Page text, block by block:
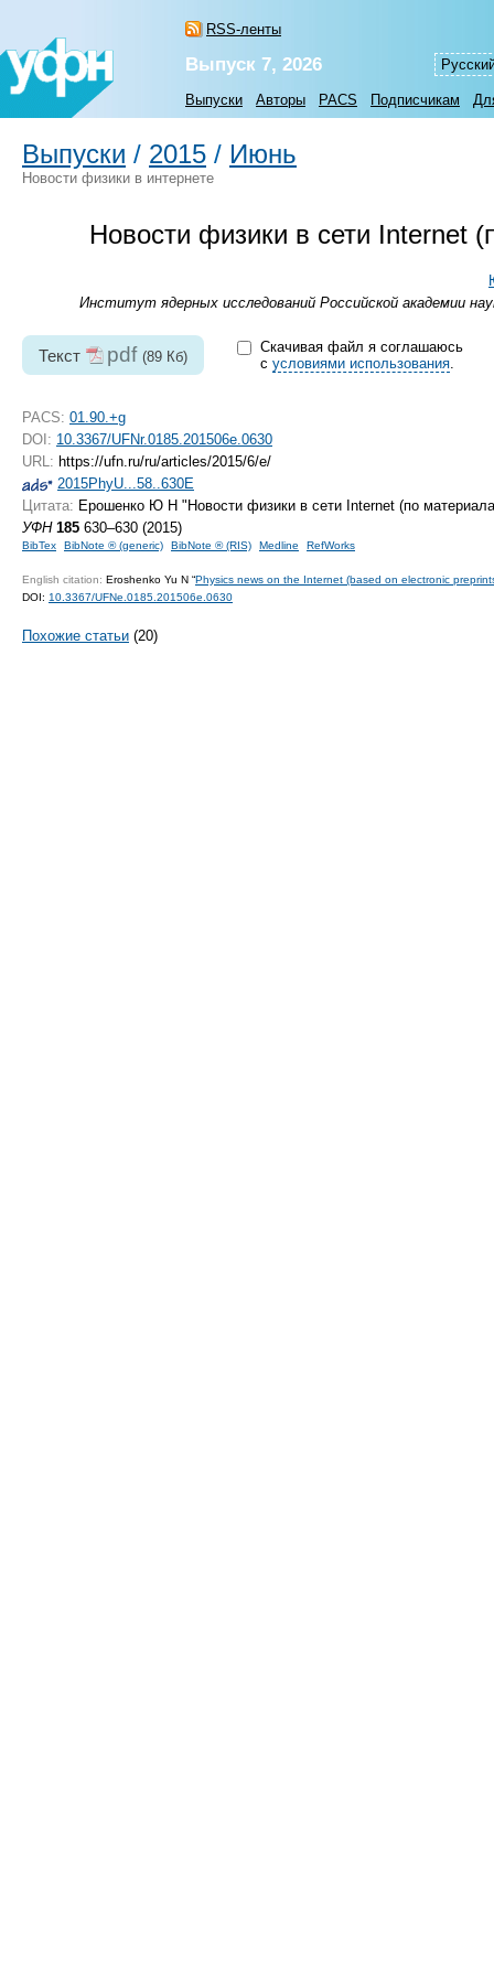
RSS-ленты
Выпуск 7, 2026
Выпуски Авторы PACS Подписчикам
Выпуски / 2015 / Июнь
Новости физики в интернете
Новости физики в сети Internet
Институт ядерных исследований Российской академии
Текст pdf (89 Кб)
Скачивая файл я соглашаюсь
с условиями использования.
PACS: 01.90.+g
DOI: 10.3367/UFNr.0185.201506e.0630
URL: https://ufn.ru/ru/articles/2015/6/e/
2015PhyU...58..630E
Цитата: Ерошенко Ю Н "Новости физики в сети Internet (по
УФН 185 630–630 (2015)
BibTex BibNote ® (generic) BibNote ® (RIS) Medline RefWorks
English citation: Eroshenko Yu N “Physics news on the Internet (based on electronic
DOI: 10.3367/UFNe.0185.201506e.0630
Похожие статьи (20)